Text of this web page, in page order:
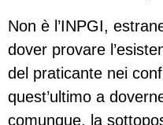
Non è l’INPGI,
dover provare
del praticante nei
quest’ultimo a
comunque, la